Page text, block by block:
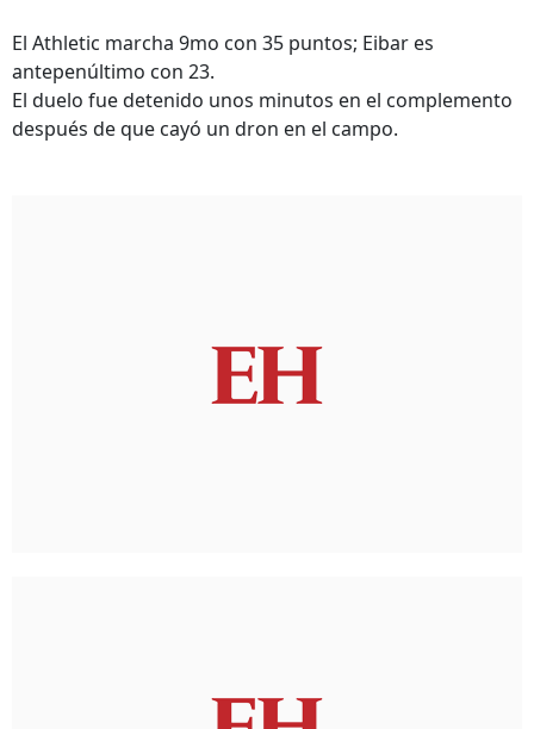
El Athletic marcha 9mo con 35 puntos; Eibar es
antepenúltimo con 23.
El duelo fue detenido unos minutos en el complemento
después de que cayó un dron en el campo.